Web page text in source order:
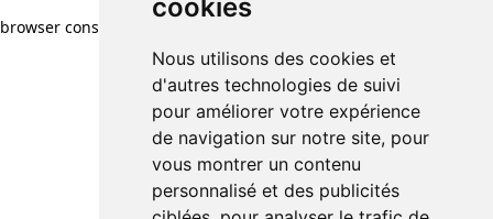
cookies
Nous utilisons des cookies et
d'autres technologies de suivi
pour améliorer votre expérience
de navigation sur notre site, pour
vous montrer un contenu
personnalisé et des publicités
browser console for more information)